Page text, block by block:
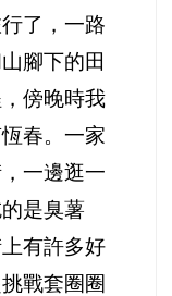
了，一路
腳下的田
傍晚時我
春。一家
一邊逛一
是臭薯
有許多好
戰套圈圈